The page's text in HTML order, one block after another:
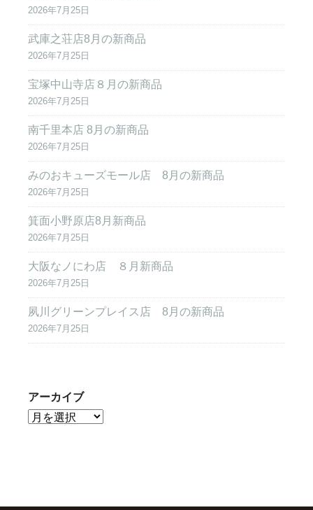
2026年7月25日
武庫之荘店8月の新商品
2026年7月25日
宝塚中山寺店８月の新商品
2026年7月25日
南千里本店 8月の新商品
2026年7月25日
みのおキューズモール店 8月の新商品
2026年7月25日
箕面小野原店8月新商品
2026年7月25日
大阪なノにわ店 ８月新商品
2026年7月25日
夙川グリーンプレイス店 8月の新商品
2026年7月25日
アーカイブ